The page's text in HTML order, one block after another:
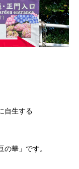
自生する
華」です。